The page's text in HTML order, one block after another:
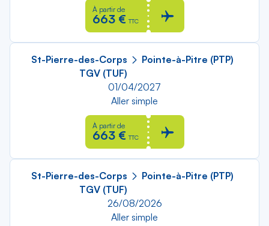
À partir de
663 € TTC
St-Pierre-des-Corps
TGV (TUF)
Pointe-à-Pitre (PTP)
01/04/2027
Aller simple
À partir de
663 € TTC
St-Pierre-des-Corps
TGV (TUF)
Pointe-à-Pitre (PTP)
26/08/2026
Aller simple